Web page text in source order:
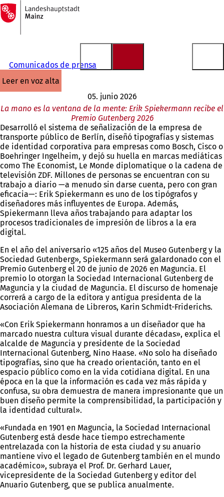
Saltar al contenido
A
la
página
Comunicados de prensa
leer en voz alta
05. junio 2026
La mano es la ventana de la mente: Erik Spiekermann recibe el
Premio Gutenberg 2026
Desarrolló el sistema de señalización de la empresa de
transporte público de Berlín, diseñó tipografías y sistemas
de identidad corporativa para empresas como Bosch, Cisco o
Boehringer Ingelheim, y dejó su huella en marcas mediáticas
como The Economist, Le Monde diplomatique o la cadena de
televisión ZDF. Millones de personas se encuentran con su
trabajo a diario —a menudo sin darse cuenta, pero con gran
eficacia—: Erik Spiekermann es uno de los tipógrafos y
diseñadores más influyentes de Europa. Además,
Spiekermann lleva años trabajando para adaptar los
procesos tradicionales de impresión de libros a la era
digital.
En el año del aniversario «125 años del Museo Gutenberg y la
Sociedad Gutenberg», Spiekermann será galardonado con el
Premio Gutenberg el 20 de junio de 2026 en Maguncia. El
premio lo otorgan la Sociedad Internacional Gutenberg de
Maguncia y la ciudad de Maguncia. El discurso de homenaje
correrá a cargo de la editora y antigua presidenta de la
Asociación Alemana de Libreros, Karin Schmidt-Friderichs.
«Con Erik Spiekermann honramos a un diseñador que ha
marcado nuestra cultura visual durante décadas», explica el
alcalde de Maguncia y presidente de la Sociedad
Internacional Gutenberg, Nino Haase. «No solo ha diseñado
tipografías, sino que ha creado orientación, tanto en el
espacio público como en la vida cotidiana digital. En una
época en la que la información es cada vez más rápida y
confusa, su obra demuestra de manera impresionante que un
buen diseño permite la comprensibilidad, la participación y
la identidad cultural».
«Fundada en 1901 en Maguncia, la Sociedad Internacional
Gutenberg está desde hace tiempo estrechamente
entrelazada con la historia de esta ciudad y su anuario
mantiene vivo el legado de Gutenberg también en el mundo
académico», subraya el Prof. Dr. Gerhard Lauer,
vicepresidente de la Sociedad Gutenberg y editor del
Anuario Gutenberg, que se publica anualmente.